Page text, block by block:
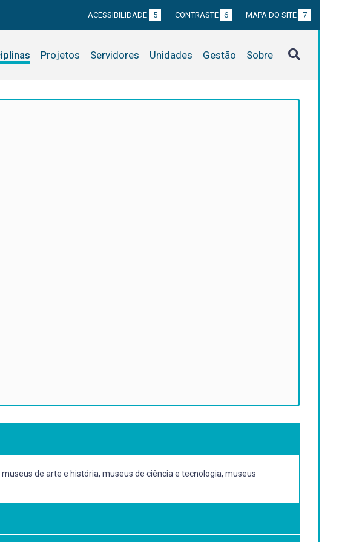
ACESSIBILIDADE 5 CONTRASTE 6 MAPA DO SITE 7
Projetos Servidores Unidades Gestão Sobre
de arte e história, museus de ciência e tecnologia, museus